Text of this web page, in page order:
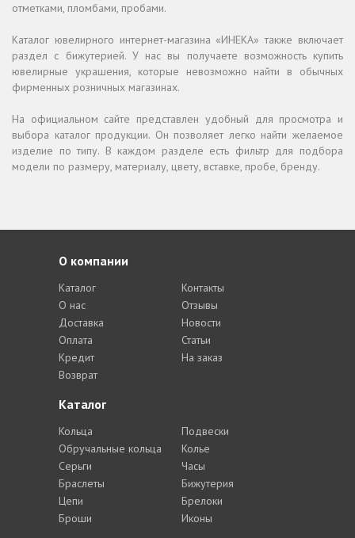
отметками, пломбами, пробами.
Каталог ювелирного интернет-магазина «ИНЕКА» также включает
раздел с бижутерией. У нас вы получаете возможность купить
ювелирные украшения, которые невозможно найти в обычных
фирменных розничных магазинах.
На официальном сайте представлен удобный для просмотра и
выбора каталог продукции. Он позволяет легко найти желаемое
изделие по типу. В каждом разделе есть фильтр для подбора
модели по размеру, материалу, цвету, вставке, пробе, бренду.
Каталог
Кольца
Обручальные кольца
Серьги
Браслеты
Цепи
Броши
Подвески
Колье
Часы
Бижутерия
Брелоки
Иконы
О компании
Каталог
О нас
Доставка
Оплата
Кредит
Возврат
Контакты
Отзывы
Новости
Статьи
На заказ